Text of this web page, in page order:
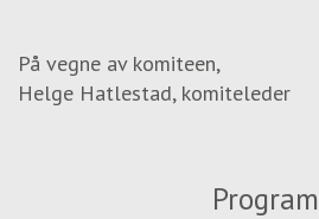
På vegne av komiteen,
Helge Hatlestad, komiteleder
Program